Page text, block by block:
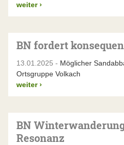
weiter ›
BN fordert
13.01.2025 - Möglicher
Ortsgruppe Volkach
weiter ›
BN
Resonanz